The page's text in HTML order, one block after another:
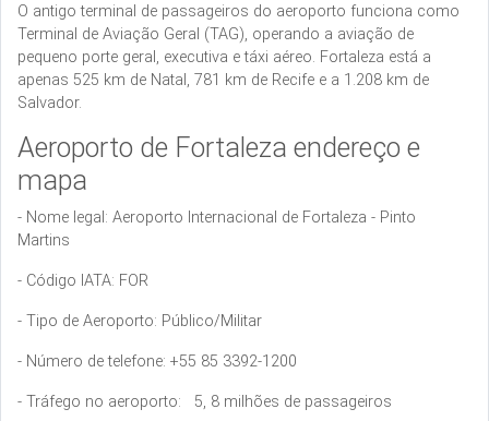
O antigo terminal de passageiros do aeroporto funciona como
Terminal de Aviação Geral (TAG), operando a aviação de
pequeno porte geral, executiva e táxi aéreo. Fortaleza está a
apenas 525 km de Natal, 781 km de Recife e a 1.208 km de
Salvador.
Aeroporto de Fortaleza endereço e
mapa
- Nome legal: Aeroporto Internacional de Fortaleza - Pinto
Martins
- Código IATA: FOR
- Tipo de Aeroporto: Público/Militar
- Número de telefone: +55 85 3392-1200
- Tráfego no aeroporto: 5, 8 milhões de passageiros